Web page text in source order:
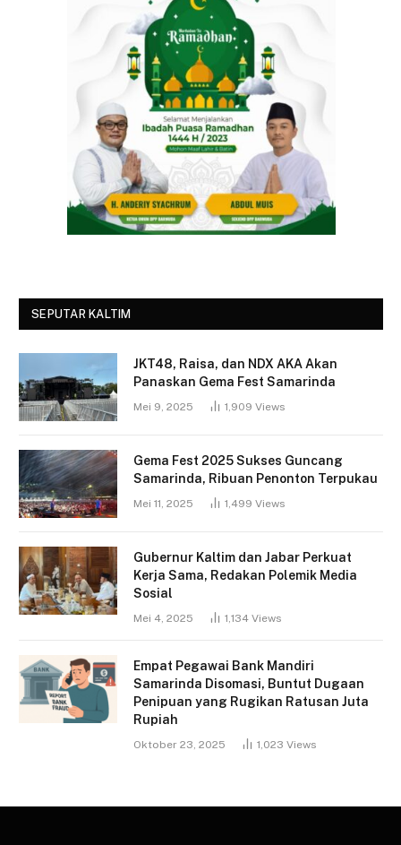
SEPUTAR KALTIM
JKT48, Raisa, dan NDX AKA Akan
Panaskan Gema Fest Samarinda
Mei 9, 2025 1,909 Views
Gema Fest 2025 Sukses Guncang
Samarinda, Ribuan Penonton Terpukau
Mei 11, 2025 1,499 Views
Gubernur Kaltim dan Jabar Perkuat
Kerja Sama, Redakan Polemik Media
Sosial
Mei 4, 2025 1,134 Views
Empat Pegawai Bank Mandiri
Samarinda Disomasi, Buntut Dugaan
Penipuan yang Rugikan Ratusan Juta
Rupiah
Oktober 23, 2025 1,023 Views